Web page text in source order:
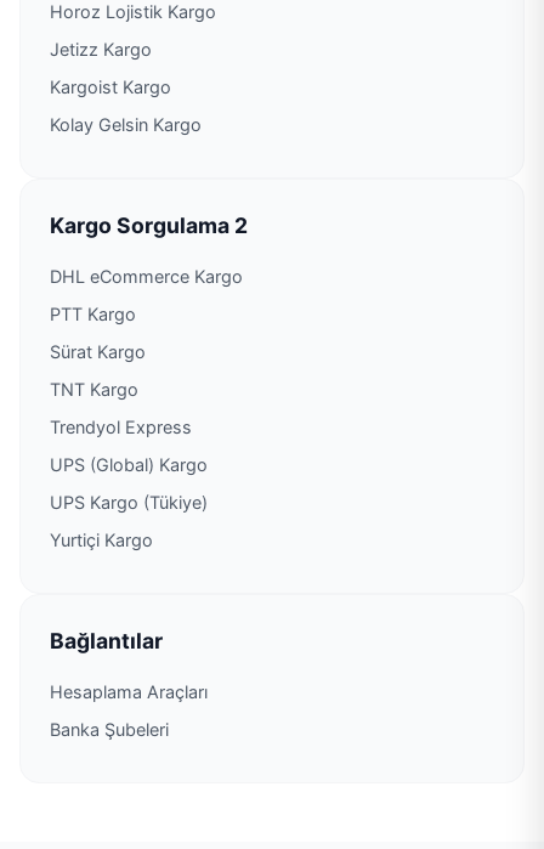
PTT Kargo Arıköy Şubesi
PTT Kargo Armağanevler Şubesi
Müdürlüğü
PTT Kargo Atakent 2. Etap Şubesi
PTT Kargo Ataköy 9.Kısım Şubesi
PTT Kargo Ataköy-4 Şubesi
PTT Kargo Atalar (Rahmanlar) Şubesi
PTT Kargo Ataşehir Müdürlüğü
PTT Kargo Ataşehir Posta Dağıtım Müdürlüğü
Horoz Lojistik Kargo
Jetizz Kargo
Kargoist Kargo
Kolay Gelsin Kargo
Kargo Sorgulama 2
DHL eCommerce Kargo
PTT Kargo
Sürat Kargo
TNT Kargo
Trendyol Express
UPS (Global) Kargo
UPS Kargo (Tükiye)
Yurtiçi Kargo
Bağlantılar
Hesaplama Araçları
Banka Şubeleri